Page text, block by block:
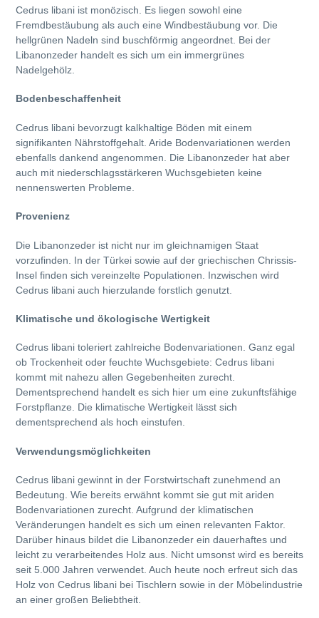
Cedrus libani ist monözisch. Es liegen sowohl eine
Fremdbestäubung als auch eine Windbestäubung vor. Die
hellgrünen Nadeln sind buschförmig angeordnet. Bei der
Libanonzeder handelt es sich um ein immergrünes
Nadelgehölz.
Bodenbeschaffenheit
Cedrus libani bevorzugt kalkhaltige Böden mit einem
signifikanten Nährstoffgehalt. Aride Bodenvariationen werden
ebenfalls dankend angenommen. Die Libanonzeder hat aber
auch mit niederschlagsstärkeren Wuchsgebieten keine
nennenswerten Probleme.
Provenienz
Die Libanonzeder ist nicht nur im gleichnamigen Staat
vorzufinden. In der Türkei sowie auf der griechischen Chrissis-
Insel finden sich vereinzelte Populationen. Inzwischen wird
Cedrus libani auch hierzulande forstlich genutzt.
Klimatische und ökologische Wertigkeit
Cedrus libani toleriert zahlreiche Bodenvariationen. Ganz egal
ob Trockenheit oder feuchte Wuchsgebiete: Cedrus libani
kommt mit nahezu allen Gegebenheiten zurecht.
Dementsprechend handelt es sich hier um eine zukunftsfähige
Forstpflanze. Die klimatische Wertigkeit lässt sich
dementsprechend als hoch einstufen.
Verwendungsmöglichkeiten
Cedrus libani gewinnt in der Forstwirtschaft zunehmend an
Bedeutung. Wie bereits erwähnt kommt sie gut mit ariden
Bodenvariationen zurecht. Aufgrund der klimatischen
Veränderungen handelt es sich um einen relevanten Faktor.
Darüber hinaus bildet die Libanonzeder ein dauerhaftes und
leicht zu verarbeitendes Holz aus. Nicht umsonst wird es bereits
seit 5.000 Jahren verwendet. Auch heute noch erfreut sich das
Holz von Cedrus libani bei Tischlern sowie in der Möbelindustrie
an einer großen Beliebtheit.